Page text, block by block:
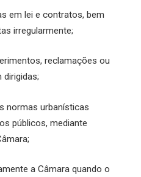
em lei e contratos, bem
irregularmente;
reclamações ou
normas urbanísticas
públicos, mediante
a Câmara quando o